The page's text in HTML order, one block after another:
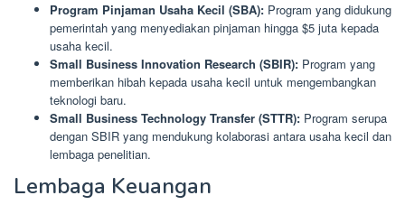
Program Pinjaman Usaha Kecil (SBA): Program yang didukung
pemerintah yang menyediakan pinjaman hingga $5 juta kepada
usaha kecil.
Small Business Innovation Research (SBIR): Program yang
memberikan hibah kepada usaha kecil untuk mengembangkan
teknologi baru.
Small Business Technology Transfer (STTR): Program serupa
dengan SBIR yang mendukung kolaborasi antara usaha kecil dan
lembaga penelitian.
Lembaga Keuangan